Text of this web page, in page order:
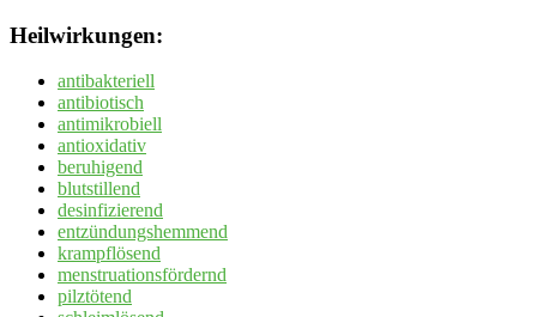
Heilwirkungen:
antibakteriell
antibiotisch
antimikrobiell
antioxidativ
beruhigend
blutstillend
desinfizierend
entzündungshemmend
krampflösend
menstruationsfördernd
pilztötend